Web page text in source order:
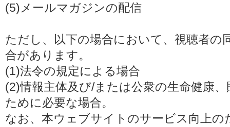
(5)メールマガジンの配信
ただし、以下の場合において、視聴者の
合があります。
(1)法令の規定による場合
(2)情報主体及び/または公衆の生命健康
ために必要な場合。
なお、本ウェブサイトのサービス向上